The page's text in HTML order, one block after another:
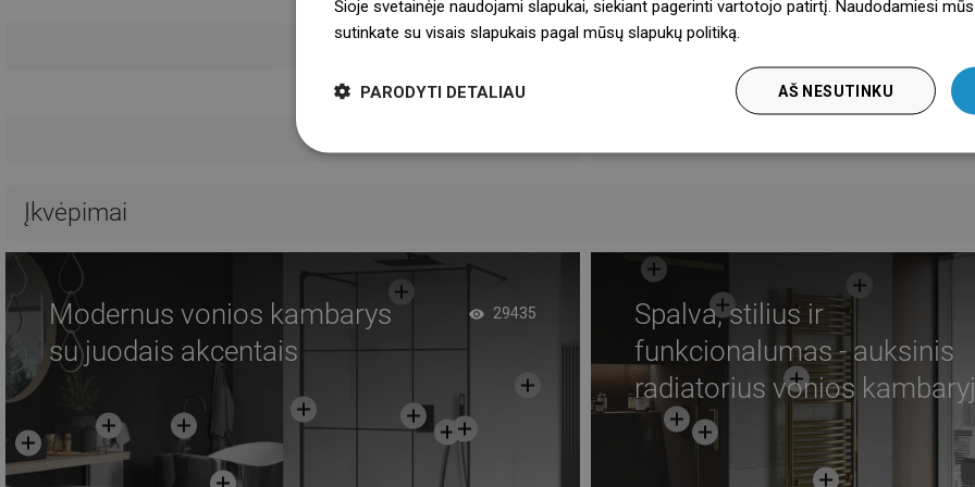
Garantijos sąlygos Atsisiųskite
Bandymas PZH
Įkvėpimai
Modernus vonios kambarys
su juodais akcentais
29435
Spalva, stilius ir
funkcionalumas - auksinis
radiatorius vonios
Šioje svetainėje naudojami slapukai, siekiant pagerinti vartotojo patirtį. Naudodamiesi
sutinkate su visais slapukais pagal mūsų slapukų politiką.
AŠ NESUTINKU
PARODYTI DETALIAU